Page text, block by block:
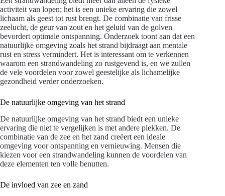
activiteit van lopen; het is een unieke ervaring die zowel
lichaam als geest tot rust brengt. De combinatie van frisse
zeelucht, de geur van zout en het geluid van de golven
bevordert optimale ontspanning. Onderzoek toont aan dat een
natuurlijke omgeving zoals het strand bijdraagt aan mentale
rust en stress vermindert. Het is interessant om te verkennen
waarom een strandwandeling zo rustgevend is, en we zullen
de vele voordelen voor zowel geestelijke als lichamelijke
gezondheid verder onderzoeken.
De natuurlijke omgeving van het strand
De natuurlijke omgeving van het strand biedt een unieke
ervaring die niet te vergelijken is met andere plekken. De
combinatie van de zee en het zand creëert een ideale
omgeving voor ontspanning en vernieuwing. Mensen die
kiezen voor een strandwandeling kunnen de voordelen van
deze elementen ten volle benutten.
De invloed van zee en zand